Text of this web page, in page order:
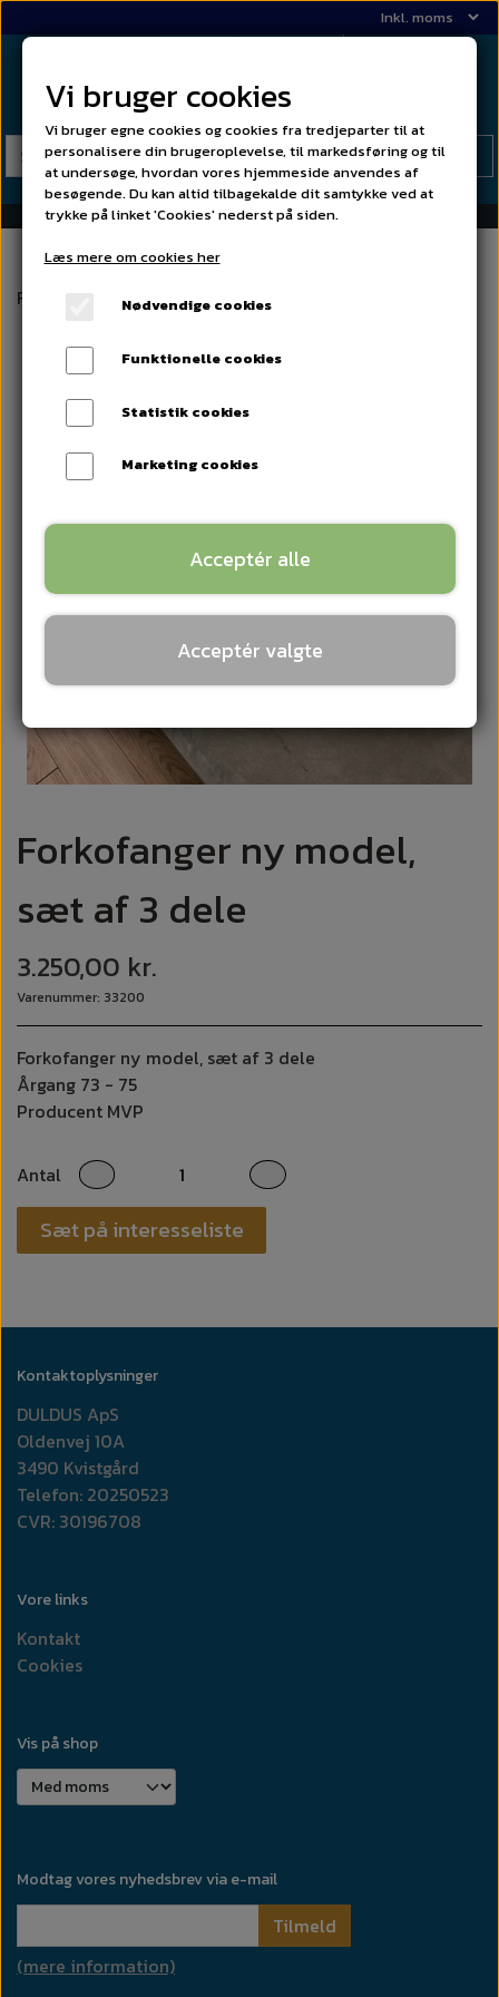
Forside 02 Kromdele Forkofanger ny model, sæt af 3
Forkofanger ny model,
sæt af 3 dele
3.250,00 kr.
Varenummer: 33200
Forkofanger ny model, sæt af 3 dele
Årgang 73 - 75
Producent MVP
Antal
Sæt på interesseliste
Kontaktoplysninger
DULDUS ApS
Oldenvej 10A
3490 Kvistgård
Telefon: 20250523
CVR: 30196708
Vore links
Kontakt
Cookies
Vis på shop
Modtag vores nyhedsbrev via e-mail
Tilmeld
(mere information)
Vi bruger cookies
Vi bruger egne cookies og cookies fra tredjeparter til at
personalisere din brugeroplevelse, til markedsføring og til
at undersøge, hvordan vores hjemmeside anvendes af
besøgende. Du kan altid tilbagekalde dit samtykke ved at
trykke på linket 'Cookies' nederst på siden.
Læs mere om cookies her
Nødvendige cookies
Funktionelle cookies
Statistik cookies
Marketing cookies
Acceptér alle
Acceptér valgte